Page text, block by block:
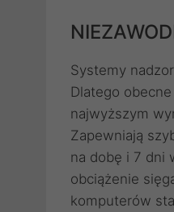
Systemy
Dlatego
najwyższym
Zapewniają
na dobę i 7 dni
obciążenie
komputerów